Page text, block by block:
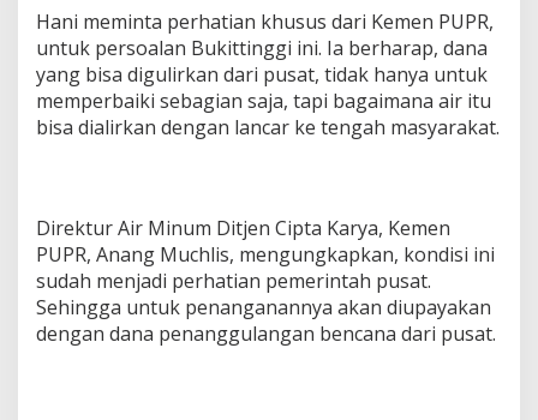
Hani meminta perhatian khusus dari Kemen PUPR,
untuk persoalan Bukittinggi ini. Ia berharap, dana
yang bisa digulirkan dari pusat, tidak hanya untuk
memperbaiki sebagian saja, tapi bagaimana air itu
bisa dialirkan dengan lancar ke tengah masyarakat.
Direktur Air Minum Ditjen Cipta Karya, Kemen
PUPR, Anang Muchlis, mengungkapkan, kondisi ini
sudah menjadi perhatian pemerintah pusat.
Sehingga untuk penanganannya akan diupayakan
dengan dana penanggulangan bencana dari pusat.